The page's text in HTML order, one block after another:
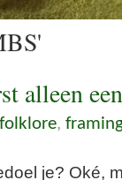
alleen
folklore,
je? Oké,